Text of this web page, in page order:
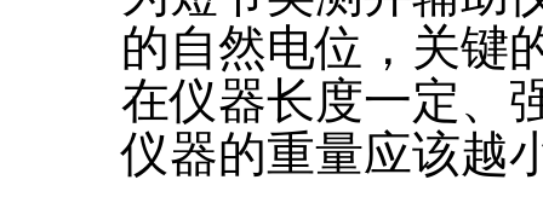
的自然电位，关键
在仪器长度一定、
仪器的重量应该越